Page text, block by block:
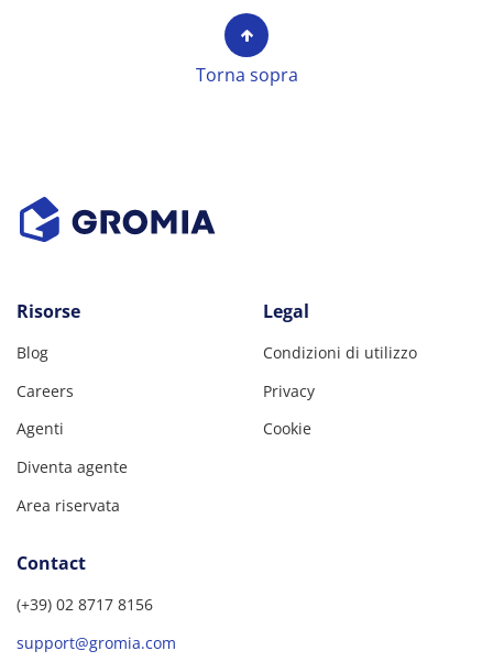
Torna sopra
Risorse
Blog
Careers
Agenti
Diventa agente
Area riservata
Legal
Condizioni di utilizzo
Privacy
Cookie
Contact
(+39) 02 8717 8156
support@gromia.com